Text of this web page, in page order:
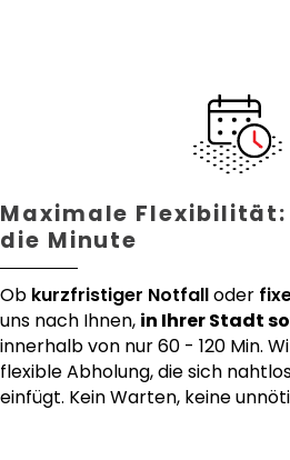
Maximale
die Minute
Ob kurzfristiger Notfalloder
uns nach Ihnen, in Ihrer Stadt
innerhalb von nur 60 - 120 Min.
flexible Abholung, die sich
einfügt. Kein Warten, keine